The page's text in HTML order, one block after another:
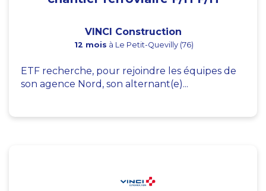
VINCI Construction
12 mois à Le Petit-Quevilly (76)
ETF recherche, pour rejoindre les équipes de
son agence Nord, son alternant(e)...